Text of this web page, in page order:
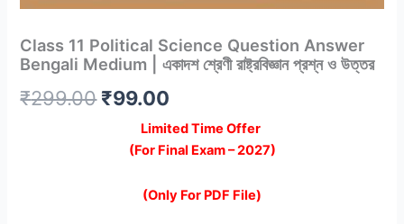
Class 11 Political Science Question Answer
Bengali Medium | একাদশ শ্রেণী রাষ্ট্রবিজ্ঞান প্রশ্ন ও উত্তর
₹299.00 Original
price
was:
₹299.00.
₹99.00
price
is:
₹99.00.
Limited Time Offer
(For Final Exam – 2027)
(Only For PDF File)